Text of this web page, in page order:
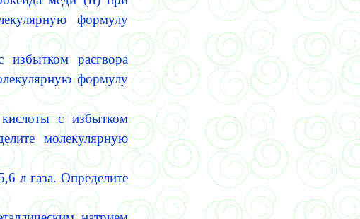
формулу
расгвора
формулу
с избытком
молекулярную
л газа. Определите